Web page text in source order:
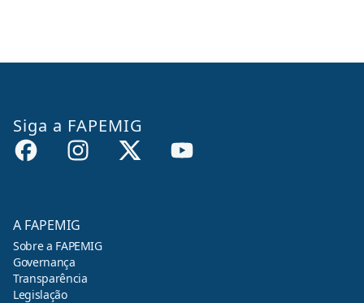
Siga a FAPEMIG
A FAPEMIG
Sobre a FAPEMIG
Governança
Transparência
Legislação